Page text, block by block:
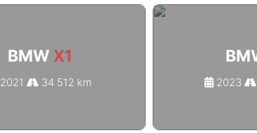
BMW X1
2021 34 512 km 2023